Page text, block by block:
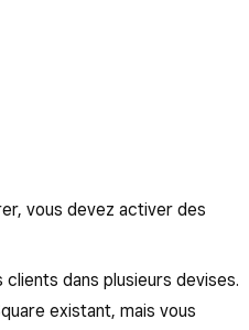
vous devez activer des
clients dans plusieurs devises.
existant, mais vous